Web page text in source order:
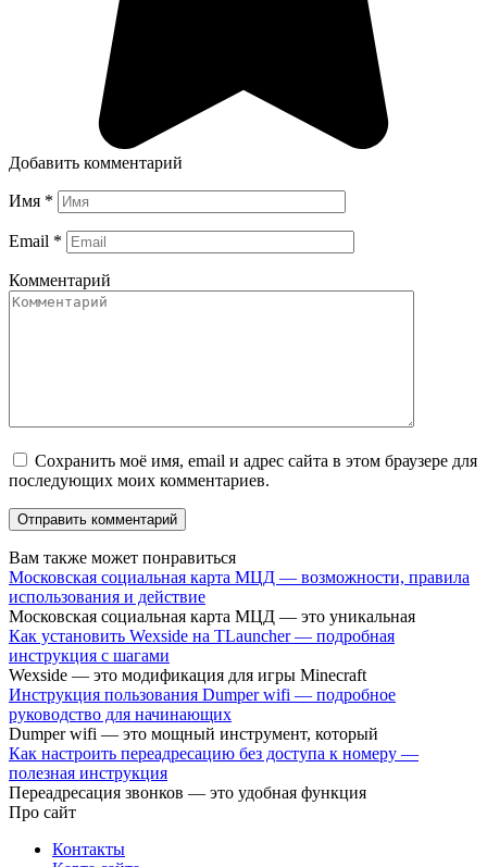
Добавить комментарий
Имя *
Email *
Комментарий
Сохранить моё имя, email и адрес сайта в этом браузере для
последующих моих комментариев.
Вам также может понравиться
Московская социальная карта МЦД — возможности, правила
использования и действие
Московская социальная карта МЦД — это уникальная
Как установить Wexside на TLauncher — подробная
инструкция с шагами
Wexside — это модификация для игры Minecraft
Инструкция пользования Dumper wifi — подробное
руководство для начинающих
Dumper wifi — это мощный инструмент, который
Как настроить переадресацию без доступа к номеру —
полезная инструкция
Переадресация звонков — это удобная функция
Про сайт
Контакты